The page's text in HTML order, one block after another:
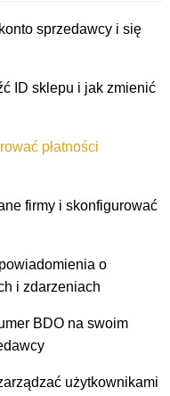
sprzedawcy i się
ID sklepu i jak zmienić
płatności
firmy i skonfigurować
o
i zdarzeniach
BDO na swoim
użytkownikami